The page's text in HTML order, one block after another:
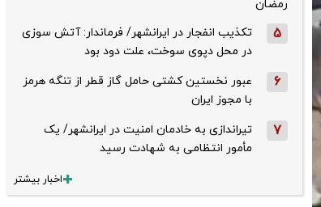
رمضان
5
تکذیب ‌انفجار در ایرانشهر/ فرماندار: آتش سوزی
در محل دپوی سوخت، علت دود بود
6
عبور نخستین کشتی حامل گاز قطر از تنگه هرمز
با مجوز ایران
7
تیراندازی به خادمان امنیت در ایرانشهر/ یک
مأمور انتظامی به شهادت رسید
اخبار بیشتر